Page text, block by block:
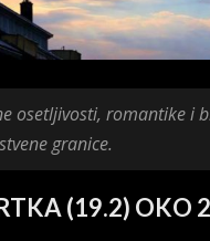
osetljivosti, romantike i
granice.
(19.2) OKO